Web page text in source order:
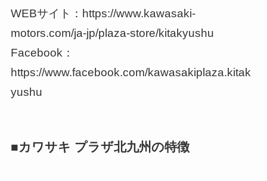
WEBサイト：https://www.kawasaki-
motors.com/ja-jp/plaza-store/kitakyushu
Facebook：
https://www.facebook.com/kawasakiplaza.kitak
yushu
■カワサキ プラザ北九州の特徴